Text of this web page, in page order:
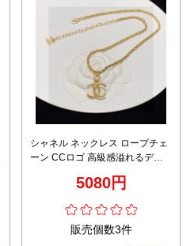
シャネル ネックレス ロープチェ
ーン CCロゴ 高級感溢れるデザ
5080円
販売個数3件